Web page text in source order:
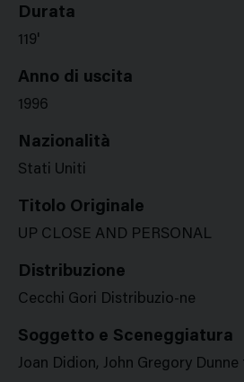
Durata
119'
Anno di uscita
1996
Nazionalità
Stati Uniti
Titolo Originale
UP CLOSE AND PERSONAL
Distribuzione
Cecchi Gori Distribuzio-ne
Soggetto e Sceneggiatura
Joan Didion, John Gregory